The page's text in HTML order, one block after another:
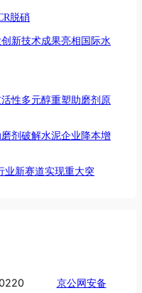
脱硝
新技术成果亮相国际水
性多元醇重塑助磨剂原
剂破解水泥企业降本增
业新赛道实现重大突
京公网安备